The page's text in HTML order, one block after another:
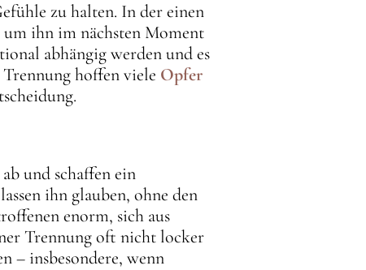
zu halten. In der einen
ihn im nächsten Moment
abhängig werden und es
hoffen viele Opfer
und schaffen ein
ihn glauben, ohne den
enorm, sich aus
Trennung oft nicht locker
– insbesondere, wenn